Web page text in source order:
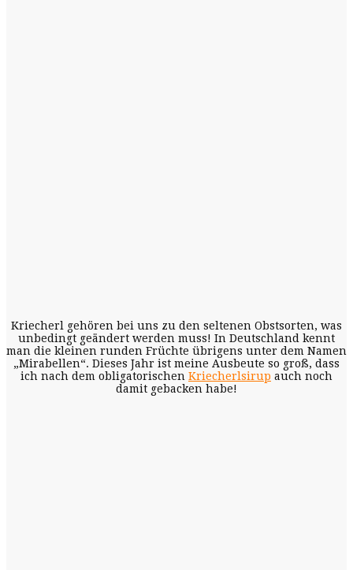
Kriecherl gehören bei uns zu den seltenen Obstsorten, was
unbedingt geändert werden muss! In Deutschland kennt
man die kleinen runden Früchte übrigens unter dem Namen
„Mirabellen“. Dieses Jahr ist meine Ausbeute so groß, dass
ich nach dem obligatorischen Kriecherlsirup auch noch
damit gebacken habe!